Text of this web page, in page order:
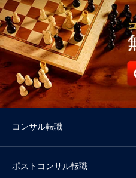
コンサル転職
ポストコンサル転職